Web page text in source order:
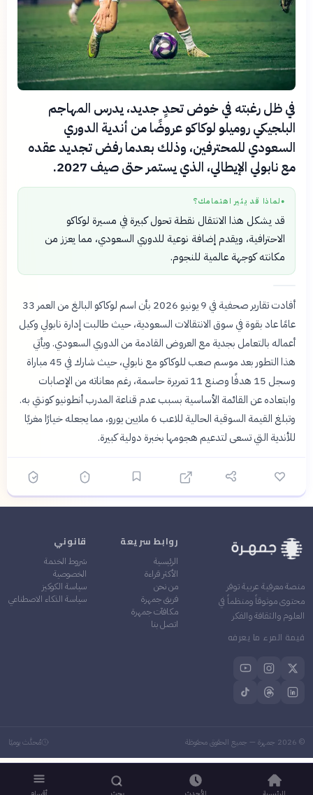
في ظل رغبته في خوض تحدٍ جديد، يدرس المهاجم
البلجيكي روميلو لوكاكو عروضًا من أندية الدوري
السعودي للمحترفين، وذلك بعدما رفض تجديد عقده
مع نابولي الإيطالي، الذي يستمر حتى صيف 2027.
● لماذا قد يثير اهتمامك؟
قد يشكل هذا الانتقال نقطة تحول كبيرة في مسيرة لوكاكو
الاحترافية، ويقدم إضافة نوعية للدوري السعودي، مما يعزز من
مكانته كوجهة عالمية للنجوم.
أفادت تقارير صحفية في 9 يونيو 2026 بأن اسم لوكاكو البالغ من العمر 33
عامًا عاد بقوة في سوق الانتقالات السعودية، حيث طالبت إدارة نابولي وكيل
أعماله بالتعامل بجدية مع العروض القادمة من الدوري السعودي. ويأتي
هذا التطور بعد موسم صعب للوكاكو مع نابولي، حيث شارك في 45 مباراة
وسجل 15 هدفًا وصنع 11 تمريرة حاسمة، رغم معاناته من الإصابات
وابتعاده عن القائمة الأساسية بسبب عدم قناعة المدرب أنطونيو كونتي به.
وتبلغ القيمة السوقية الحالية للاعب 6 ملايين يورو، مما يجعله خيارًا مغريًا
للأندية التي تسعى لتدعيم هجومها بخبرة دولية كبيرة.
منصة معرفية عربية توفر
محتوى موثوقاً ومنظماً في
العلوم والثقافة والفكر
قيمة المرء ما يعرفه
روابط سريعة
الرئيسية
الأكثر قراءة
من نحن
فريق جمهرة
مكافآت جمهرة
اتصل بنا
قانوني
شروط الخدمة
الخصوصية
سياسة الكوكيز
سياسة الذكاء الاصطناعي
©
2026 جمهرة — جميع الحقوق محفوظة مُحدَّث يوميًا